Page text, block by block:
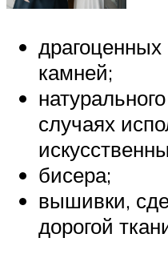
камней;
случаях
бисера;
вышивки,
дорогой